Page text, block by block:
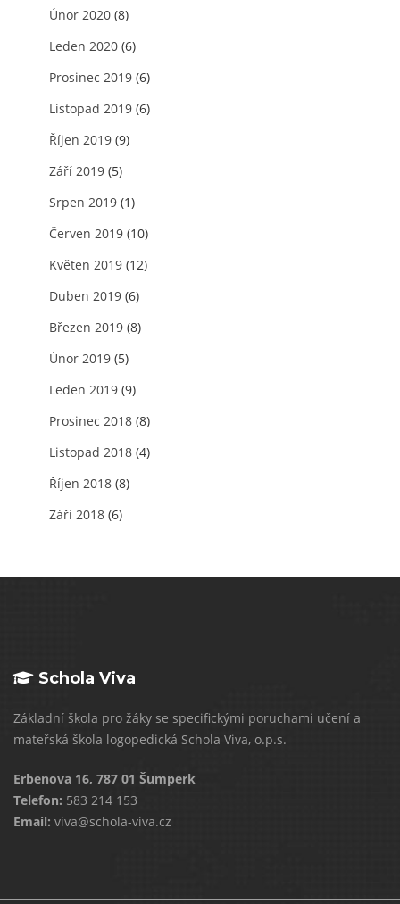
Únor 2020 (8)
Leden 2020 (6)
Prosinec 2019 (6)
Listopad 2019 (6)
Říjen 2019 (9)
Září 2019 (5)
Srpen 2019 (1)
Červen 2019 (10)
Květen 2019 (12)
Duben 2019 (6)
Březen 2019 (8)
Únor 2019 (5)
Leden 2019 (9)
Prosinec 2018 (8)
Listopad 2018 (4)
Říjen 2018 (8)
Září 2018 (6)
Schola Viva
Základní škola pro žáky se specifickými poruchami učení a
mateřská škola logopedická Schola Viva, o.p.s.
Erbenova 16, 787 01 Šumperk
Telefon: 583 214 153
Email: viva@schola-viva.cz